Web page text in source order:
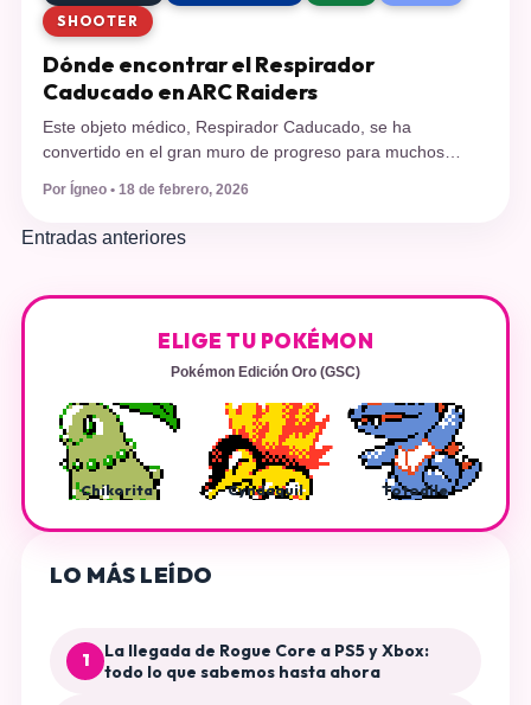
SHOOTER
Dónde encontrar el Respirador
Caducado en ARC Raiders
Este objeto médico, Respirador Caducado, se ha
convertido en el gran muro de progreso para muchos
jugadores. Te explicamos en qué mapas aparece, los
edificios exactos que debes saquear y cómo extraerlo de
una pieza. ARC Raiders es uno de los grandes éxitos
Por Ígneo • 18 de febrero, 2026
Navegación
de
entradas
Entradas anteriores
ELIGE TU POKÉMON
Pokémon Edición Oro (GSC)
Chikorita Cyndaquil Totodile
LO MÁS LEÍDO
1
La llegada de Rogue Core a PS5 y Xbox:
todo lo que sabemos hasta ahora